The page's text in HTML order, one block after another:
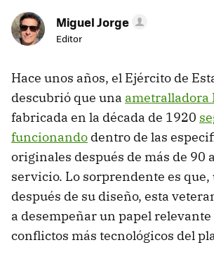
Miguel Jorge
Editor
Hace unos años, el Ejército de
descubrió que una ametralladora
fabricada en la década de 1920
funcionando dentro de las
originales después de más de 90
servicio. Lo sorprendente es que,
después de su diseño, esta
a desempeñar un papel relevante
conflictos más tecnológicos del